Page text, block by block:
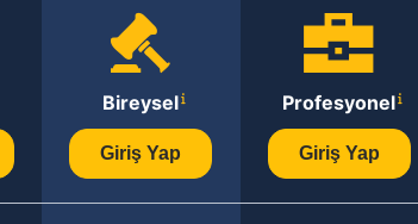
Bireysel
Giriş Yap
Profesyonel
Giriş Yap